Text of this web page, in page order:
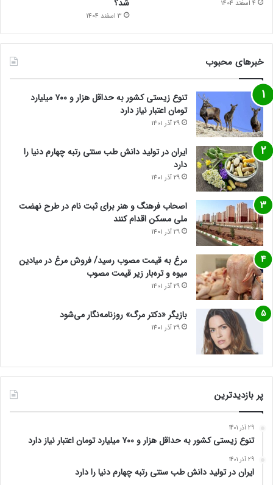
4 اسفند 1404 شد؟
3 اسفند 1404
خبرهای محبوب
تنوع زیستی کشور به حداقل هزار و ۷۰۰ میلیارد
تومان اعتبار نیاز دارد
29 آذر 1401
ایران در تولید دانش طب سنتی رتبه چهارم دنیا را
دارد
29 آذر 1401
اصحاب فرهنگ و هنر برای ثبت نام در طرح نهضت
ملی مسکن اقدام کنند
29 آذر 1401
مرغ به قیمت مصوب رسید/ فروش مرغ در میادین
میوه و تره‌بار زیر قیمت مصوب
29 آذر 1401
بازیگر «دکتر مرگ» روزنامه‌نگار می‌شود
29 آذر 1401
پر بازدیدترین
29 آذر 1401
تنوع زیستی کشور به حداقل هزار و ۷۰۰ میلیارد تومان اعتبار نیاز دارد
29 آذر 1401
ایران در تولید دانش طب سنتی رتبه چهارم دنیا را دارد